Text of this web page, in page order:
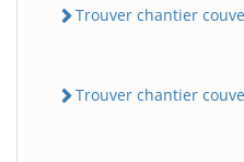
Trouver chantier
Trouver chantier